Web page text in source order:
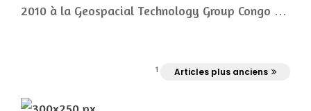
2010 à la Geospacial Technology Group Congo …
1 Articles plus anciens